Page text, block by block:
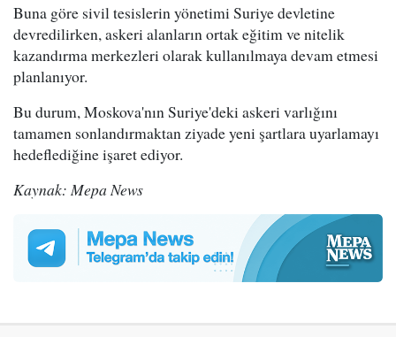
Buna göre sivil tesislerin yönetimi Suriye devletine
devredilirken, askeri alanların ortak eğitim ve nitelik
kazandırma merkezleri olarak kullanılmaya devam etmesi
planlanıyor.
Bu durum, Moskova'nın Suriye'deki askeri varlığını
tamamen sonlandırmaktan ziyade yeni şartlara uyarlamayı
hedeflediğine işaret ediyor.
Kaynak: Mepa News